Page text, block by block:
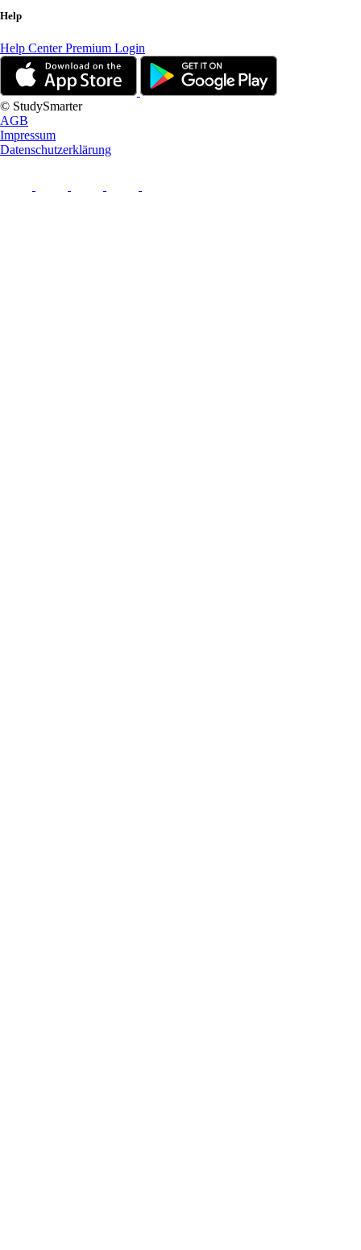
Help
Help CenterPremium Login
© StudySmarter
AGB
Impressum
Datenschutzerklärung